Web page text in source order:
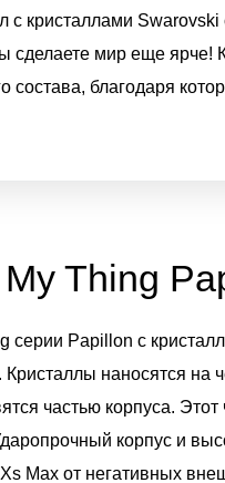
кристаллами Swarovski
сделаете мир еще ярче!
благодаря
Thing
серии Papillon с
наносятся
частью корпуса.
корпус и
Max от негативных